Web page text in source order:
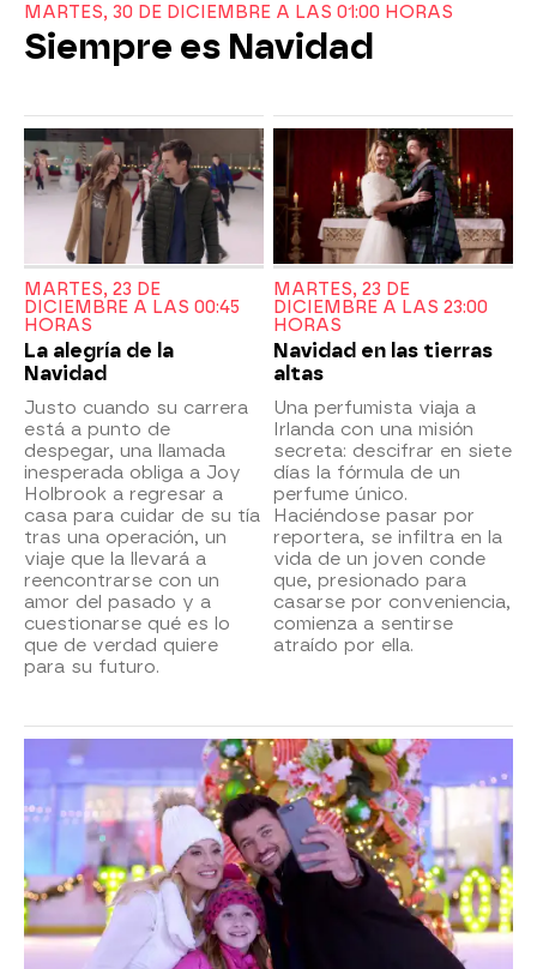
MARTES, 30 DE DICIEMBRE A LAS 01:00 HORAS
Siempre es Navidad
MARTES, 23 DE
DICIEMBRE A LAS 00:45
HORAS
La alegría de la
Navidad
Justo cuando su carrera
está a punto de
despegar, una llamada
inesperada obliga a Joy
Holbrook a regresar a
casa para cuidar de su tía
tras una operación, un
viaje que la llevará a
reencontrarse con un
amor del pasado y a
cuestionarse qué es lo
que de verdad quiere
para su futuro.
MARTES, 23 DE
DICIEMBRE A LAS 23:00
HORAS
Navidad en las tierras
altas
Una perfumista viaja a
Irlanda con una misión
secreta: descifrar en siete
días la fórmula de un
perfume único.
Haciéndose pasar por
reportera, se infiltra en la
vida de un joven conde
que, presionado para
casarse por conveniencia,
comienza a sentirse
atraído por ella.